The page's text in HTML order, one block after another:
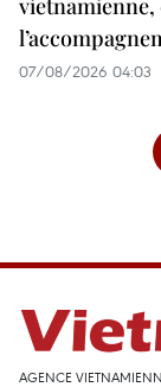
07/08/2026 04:03
AGENCE